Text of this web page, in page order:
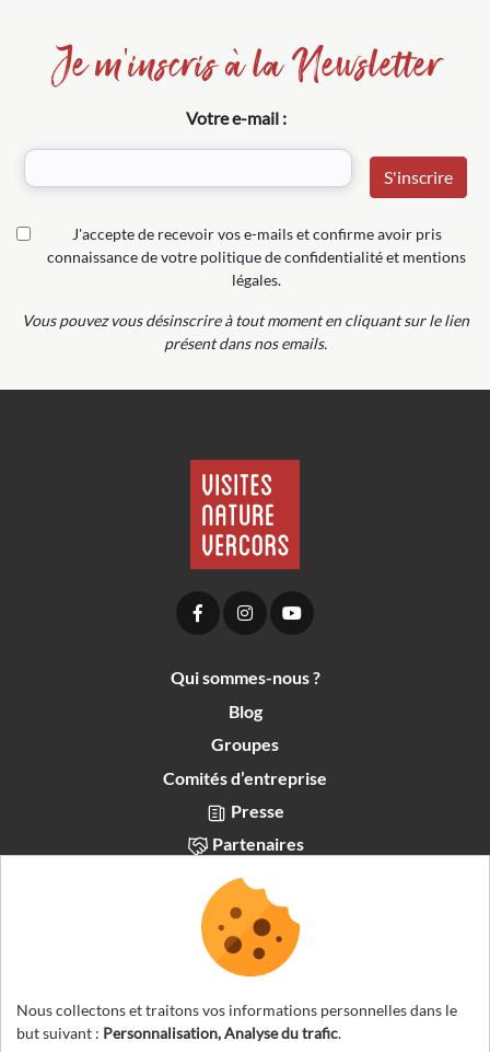
Je m'inscris à la Newsletter
Votre e-mail :
J'accepte de recevoir vos e-mails et confirme avoir pris
connaissance de votre politique de confidentialité et mentions
légales.
Vous pouvez vous désinscrire à tout moment en cliquant sur le lien
présent dans nos emails.
Qui sommes-nous ?
Blog
Groupes
Comités d’entreprise
Presse
Partenaires
Recrutement
Français
Nous collectons et traitons vos informations personnelles dans le
but suivant : Personnalisation, Analyse du trafic.